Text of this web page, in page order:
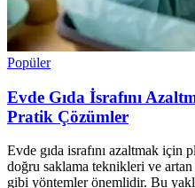
Popüler
Evde Gıda İsrafını
Pratik Çözümler
Evde gıda israfını azaltmak için
doğru saklama teknikleri ve
gibi yöntemler önemlidir. Bu